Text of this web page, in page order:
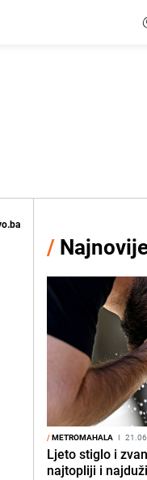
/
/METROMAHALA I
Ljeto stiglo i
najtopliji i